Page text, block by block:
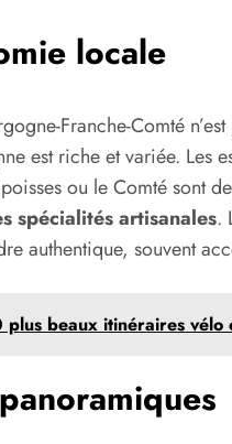
locale
Franche-Comté
est riche et variée. Les
ou le Comté sont
spécialités artisanales.
authentique, souvent
plus beaux itinéraires vélo